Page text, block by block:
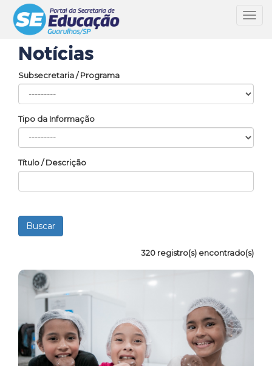
Notícias
Subsecretaria / Programa
Tipo da Informação
Título / Descrição
320 registro(s) encontrado(s)